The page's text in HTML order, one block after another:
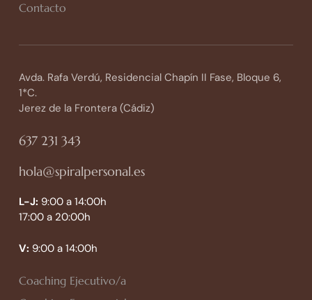
Contacto
Avda. Rafa Verdú, Residencial Chapín II Fase, Bloque 6,
1*C.
Jerez de la Frontera (Cádiz)
637 231 343
hola@spiralpersonal.es
L-J: 9:00 a 14:00h
17:00 a 20:00h
V: 9:00 a 14:00h
Coaching Ejecutivo/a